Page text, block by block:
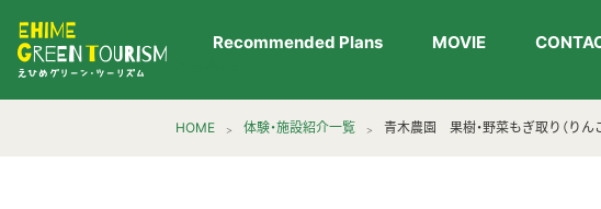
Recommended Plans MOVIE
HOME 体験・施設紹介一覧 青木農園 果樹・野菜もぎ取り（りん